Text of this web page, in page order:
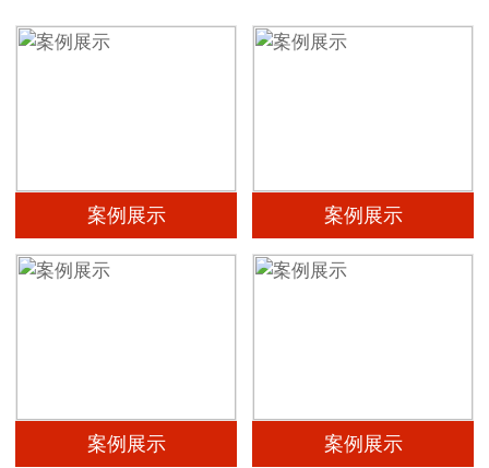
案例展示 案例展示
案例展示 案例展示